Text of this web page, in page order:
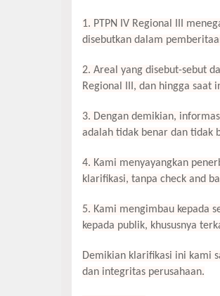
1. PTPN IV Regional III
disebutkan dalam
2. Areal yang disebut-sebut
Regional III, dan hingga saat
3. Dengan demikian,
adalah tidak benar dan tidak
4. Kami menyayangkan
klarifikasi, tanpa check and
5. Kami mengimbau kepada
kepada publik, khususnya
Demikian klarifikasi ini kami
dan integritas perusahaan.